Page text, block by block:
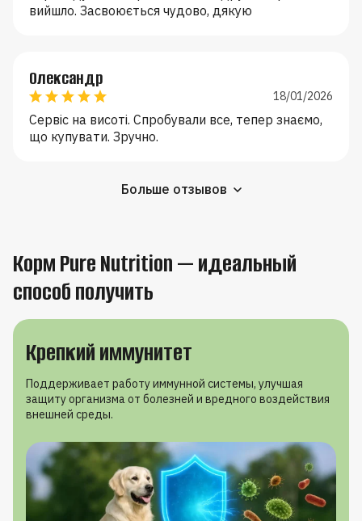
вийшло. Засвоюється чудово, дякую
Олександр
18/01/2026
Сервіс на висоті. Спробували все, тепер знаємо,
що купувати. Зручно.
Больше отзывов
Корм Pure Nutrition — идеальный
способ получить
Крепкий иммунитет
Поддерживает работу иммунной системы, улучшая
защиту организма от болезней и вредного воздействия
внешней среды.